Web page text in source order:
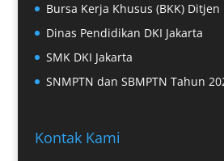
Bursa Kerja Khusus (BKK) Ditjen
Dinas Pendidikan DKI Jakarta
SMK DKI Jakarta
SNMPTN dan SBMPTN Tahun
Kontak Kami